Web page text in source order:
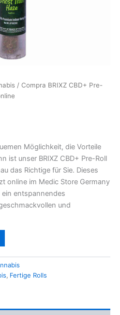
/ Compra BRIXZ CBD+ Pre-
Möglichkeit, die Vorteile
ist unser BRIXZ CBD+ Pre-Roll
das Richtige für Sie. Dieses
online im Medic Store Germany
entspannendes
und
, Fertige Rolls